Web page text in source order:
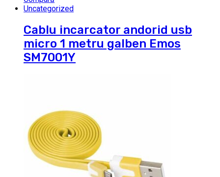
Uncategorized
Cablu incarcator andorid usb
micro 1 metru galben Emos
SM7001Y